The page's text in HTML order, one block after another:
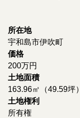
所在地
宇和島市伊吹町
価格
200万円
土地面積
163.96㎡（49.59坪）
土地権利
所有権